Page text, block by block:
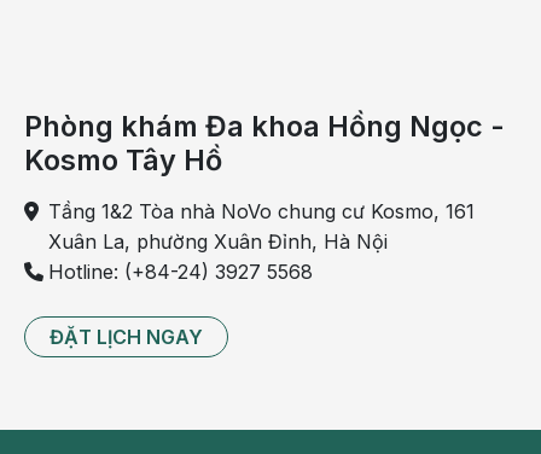
Phòng khám Đa khoa Hồng Ngọc -
Kosmo Tây Hồ
Tầng 1&2 Tòa nhà NoVo chung cư Kosmo, 161
Xuân La, phường Xuân Đỉnh, Hà Nội
Hotline: (+84-24) 3927 5568
ĐẶT LỊCH NGAY